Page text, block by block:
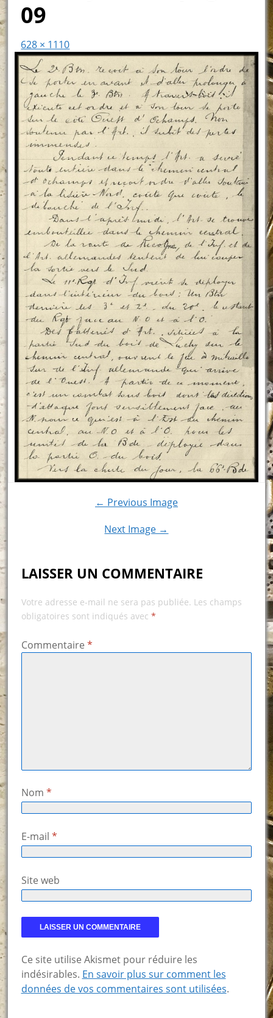
09
628 × 1110
← Previous Image
Next Image →
LAISSER UN COMMENTAIRE
Votre adresse e-mail ne sera pas publiée. Les champs
obligatoires sont indiqués avec *
Commentaire *
Nom *
E-mail *
Site web
Ce site utilise Akismet pour réduire les
indésirables. En savoir plus sur comment les
données de vos commentaires sont utilisées.